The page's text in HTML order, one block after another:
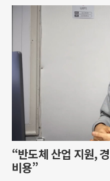
“반도체 산업 지원,
비용”